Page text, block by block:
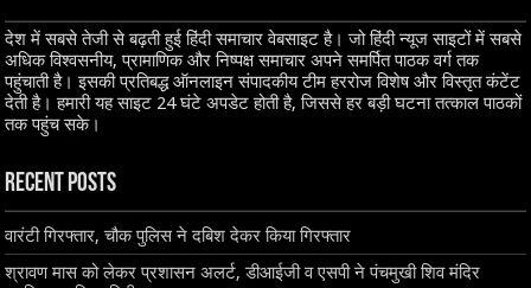
देश में सबसे तेजी से बढ़ती हुई हिंदी समाचार वेबसाइट है। जो हिंदी न्यूज साइटों में सबसे
अधिक विश्वसनीय, प्रामाणिक और निष्पक्ष समाचार अपने समर्पित पाठक वर्ग तक
पहुंचाती है। इसकी प्रतिबद्ध ऑनलाइन संपादकीय टीम हररोज विशेष और विस्तृत कंटेंट
देती है। हमारी यह साइट 24 घंटे अपडेट होती है, जिससे हर बड़ी घटना तत्काल पाठकों
तक पहुंच सके।
Recent Posts
वारंटी गिरफ्तार, चौक पुलिस ने दबिश देकर किया गिरफ्तार
श्रावण मास को लेकर प्रशासन अलर्ट, डीआईजी व एसपी ने पंचमुखी शिव मंदिर